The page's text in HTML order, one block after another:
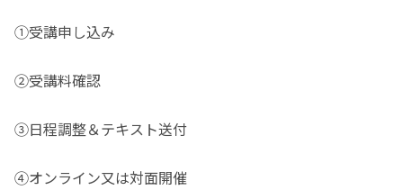
①受講申し込み
②受講料確認
③日程調整＆テキスト送付
④オンライン又は対面開催